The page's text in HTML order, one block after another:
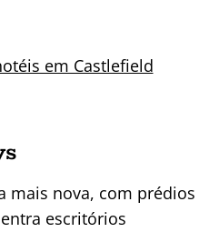
em Castlefield
mais nova, com prédios
escritórios